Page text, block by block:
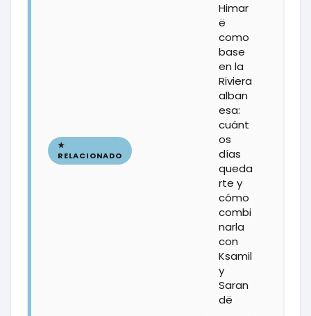
Himar
ë
como
base
en la
Riviera
alban
esa:
cuánt
os
días
queda
rte y
cómo
combi
narla
con
Ksamil
y
Saran
dë